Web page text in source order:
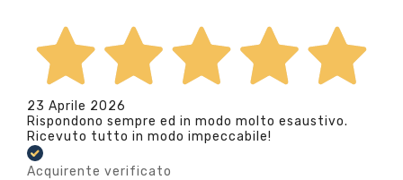
23 Aprile 2026
Rispondono sempre ed in modo molto esaustivo.
Ricevuto tutto in modo impeccabile!
Acquirente verificato